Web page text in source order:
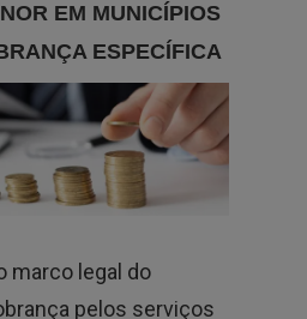
EM MUNICÍPIOS
ESPECÍFICA
marco legal do
pelos serviços